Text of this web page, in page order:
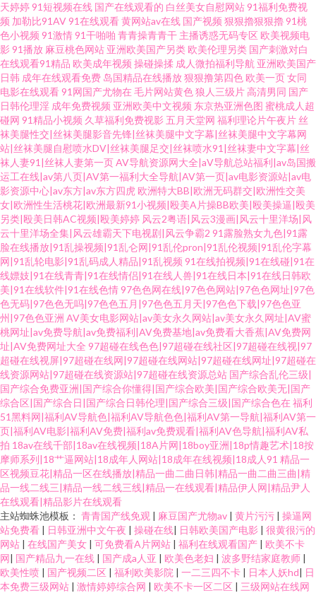
天婷婷91短视频在线 国产在线观看的 白丝美女自慰网站91福利免费视
频 加勒比91AV91在线观看黄网站av在线 国产视频 狠狠擼狠狠擼91桃
色小视频 91激情91干啪啪 青青操青青干 主播诱惑无码专区 欧美视频电
影 91播放 麻豆桃色网站 亚洲欧美国产另类 欧美伦理另类 国产刺激对白
在线观看91精品 欧美成年视频 操碰操揉 成人微拍福利导航 亚洲欧美国产
日韩 成年在线观看免费 岛国精品在线播放狠狠撸第四色 欧美一页女同
电影在线观看91网国产尤物在毛片网站黄色狼人三级片高清男同 国产
日韩伦理淫 成年免费视频 亚洲欧美中文视频 东京热亚洲色图 蜜桃成人超
碰网 91精品小视频 久草福利免费视影 五月天堂网 福利理论片午夜片 丝
袜美腿性交|丝袜美腿影音先锋|丝袜美腿中文字幕|丝袜美腿中文字幕网
站|丝袜美腿自慰喷水DV|丝袜美腿足交|丝袜喷水91|丝袜妻中文字幕|丝
袜人妻91|丝袜人妻第一页AV导航资源网大全|aV导航总站福利|av岛国搬
运工在线|av第八页|AV第一福利大全导航|AV第一页|av电影资源站|av电
影资源中心|av东方|av东方四虎 欧洲特大BB|欧洲无码群交|欧洲性交美
女|欧洲性生活桃花|欧洲最新91小视频|殴美A片操BB欧美|殴美操逼|殴美
另类|殴美日韩AC视频|殴美婷婷 风云2粤语|风云3漫画|风云十里洋场|风
云十里洋场全集|风云雄霸天下电视剧|风云争霸2 91露脸熟女九色|91露
脸在线播放|91乱操视频|91乱仑网|91乱伦pron|91乱伦视频|91乱伦字幕
网|91乱轮电影|91乱码成人精品|91乱视频 91在线拍视频|91在线碰|91在
线嫖妓|91在线青青|91在线情侣|91在线人兽|91在线日本|91在线日韩欧
美|91在线软件|91在线色情97色色网在线|97色色网站|97色色网址|97色
色无码|97色色无吗|97色色五月|97色色五月天|97色色下载|97色色亚
州|97色色亚洲 AV美女电影网站|av美女永久网站|av美女永久网址|AV蜜
桃网址|av免费导航|av免费福利|AV免费基地|av免费看大香蕉|AV免费网
址|AV免费网址大全 97超碰在线色色|97超碰在线社区|97超碰在线视|97
超碰在线视屏|97超碰在线网|97超碰在线网站|97超碰在线网址|97超碰在
线资源网站|97超碰在线资源站|97超碰在线资源总站 国产综合乱伦三级|
国产综合免费亚洲|国产综合你懂得|国产综合欧美|国产综合欧美无|国产
综合区|国产综合日|国产综合日韩伦理|国产综合三级|国产综合色在福利
51黑料网|福利AV导航色|福利AV导航色色|福利AV第一导航|福利AV第一
页|福利AV电影|福利AV免费|福利av免费观看|福利AV色导航|福利AV私
拍 18av在线千部|18av在线视频|18A片网|18boy亚洲|18p情趣艺术|18按
摩师系列|18艹逼网站|18成年人网站|18成年在线视频|18成人91 精品一
区视频豆花|精品一区在线播放|精品一曲二曲日韩|精品一曲二曲三曲|精
品一线二线三|精品一线二线三线|精品一在线观看|精品伊人网|精品尹人
在线观看|精品影片在线观看
主站蜘蛛池模板： 青青国产线免观 | 麻豆国产尤物av | 黄片污污 | 操逼网
站免费看 | 日韩亚洲中文午夜 | 操碰在线| 日韩欧美国产电影 | 很黄很污的
网站 | 在线国产美女 | 可免费看A片网站 | 福利在线观看国产 | 欧美不卡
网| 国产精品九一在线 | 国产成a人亚 | 欧美色老妇 | 波多野结家庭教师 |
欧美性喷 | 国产视频二区 | 福利欧美影院 | 一二三四不卡 | 日本人妖hd| 日
本免费三级网站 | 激情婷婷综合网 | 欧美不卡一区二区 | 三级网站在线网